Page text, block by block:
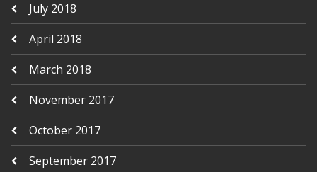
July 2018
April 2018
March 2018
November 2017
October 2017
September 2017